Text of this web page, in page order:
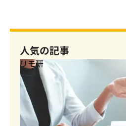
人気の記事
リモ研